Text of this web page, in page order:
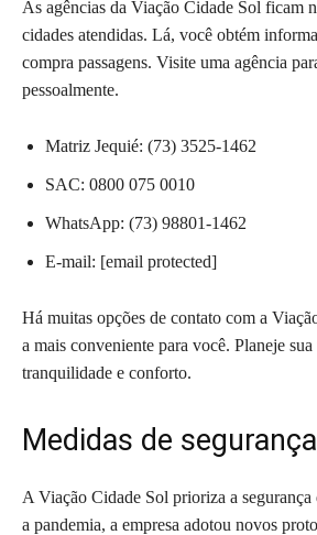
As agências da Viação Cidade Sol ficam
cidades atendidas. Lá, você obtém
compra passagens. Visite uma agência
pessoalmente.
Matriz Jequié: (73) 3525-1462
SAC: 0800 075 0010
WhatsApp: (73) 98801-1462
E-mail: [email protected]
Há muitas opções de contato com a
a mais conveniente para você. Planeje
tranquilidade e conforto.
Medidas de
A Viação Cidade Sol prioriza a segurança
a pandemia, a empresa adotou novos